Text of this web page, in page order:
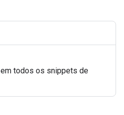
todos os snippets de